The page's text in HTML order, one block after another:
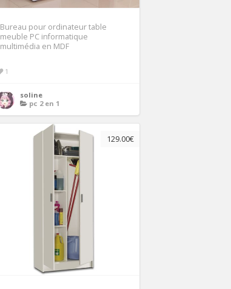
Bureau pour ordinateur table
meuble PC informatique
multimédia en MDF
1
soline
pc 2 en 1
129.00€